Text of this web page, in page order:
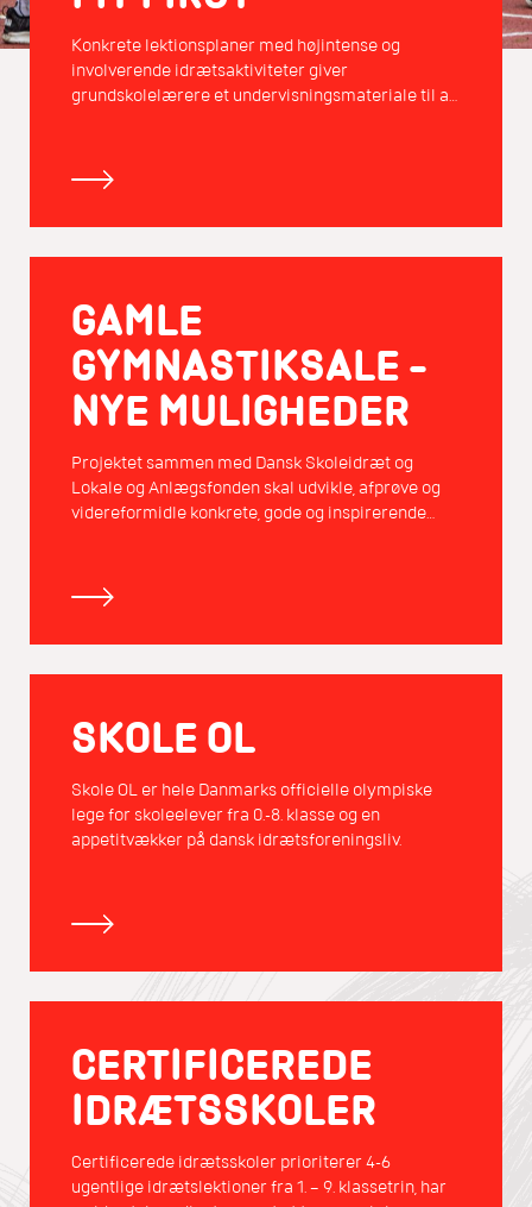
Konkrete lektionsplaner med højintense og
involverende idrætsaktiviteter giver
grundskolelærere et undervisningsmateriale til at
GAMLE
GYMNASTIKSALE –
NYE MULIGHEDER
Projektet sammen med Dansk Skoleidræt og
Lokale og Anlægsfonden skal udvikle, afprøve og
videreformidle konkrete, gode og inspirerende
SKOLE OL
Skole OL er hele Danmarks officielle olympiske
lege for skoleelever fra 0.-8. klasse og en
appetitvækker på dansk idrætsforeningsliv.
CERTIFICEREDE
IDRÆTSSKOLER
Certificerede idrætsskoler prioriterer 4-6
ugentlige idrætslektioner fra 1. – 9. klassetrin, har